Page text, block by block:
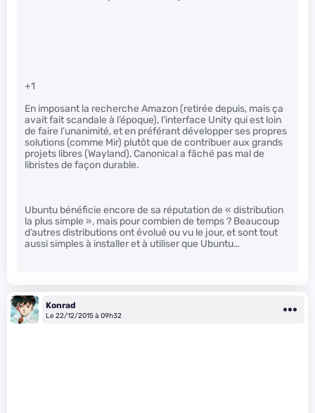
+1
En imposant la recherche Amazon (retirée depuis, mais ça
avait fait scandale à l’époque), l’interface Unity qui est loin
de faire l’unanimité, et en préférant développer ses propres
solutions (comme Mir) plutôt que de contribuer aux grands
projets libres (Wayland), Canonical a fâché pas mal de
libristes de façon durable.
Ubuntu bénéficie encore de sa réputation de « distribution
la plus simple », mais pour combien de temps ? Beaucoup
d’autres distributions ont évolué ou vu le jour, et sont tout
aussi simples à installer et à utiliser que Ubuntu…
Konrad
Le 22/12/2015 à 09h32